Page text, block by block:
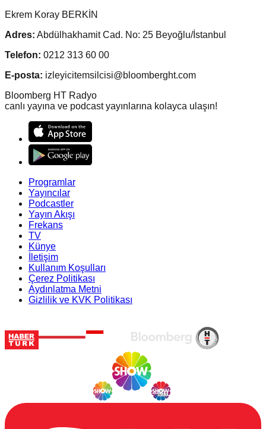
Ekrem Koray BERKİN
Adres: Abdülhakhamit Cad. No: 25 Beyoğlu/İstanbul
Telefon: 0212 313 60 00
E-posta: izleyicitemsilcisi@bloomberght.com
Bloomberg HT Radyo
canlı yayına ve podcast yayınlarına kolayca ulaşın!
Programlar
Yayıncılar
Podcastler
Yayın Akışı
Frekans
TV
Künye
İletişim
Kullanım Koşulları
Çerez Politikası
Aydınlatma Metni
Gizlilik ve KVK Politikası